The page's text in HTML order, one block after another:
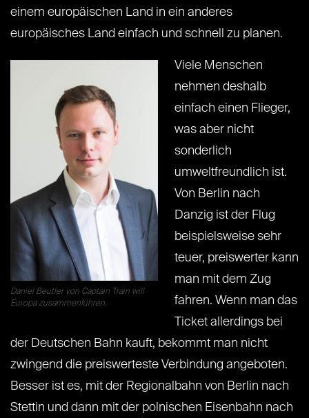
einem europäischen Land in ein anderes
europäisches Land einfach und schnell zu planen.
Daniel Beutler von Captain Train will
Europa zusammenführen.
Viele Menschen
nehmen deshalb
einfach einen Flieger,
was aber nicht
sonderlich
umweltfreundlich ist.
Von Berlin nach
Danzig ist der Flug
beispielsweise sehr
teuer, preiswerter kann
man mit dem Zug
fahren. Wenn man das
Ticket allerdings bei
der Deutschen Bahn kauft, bekommt man nicht
zwingend die preiswerteste Verbindung angeboten.
Besser ist es, mit der Regionalbahn von Berlin nach
Stettin und dann mit der polnischen Eisenbahn nach